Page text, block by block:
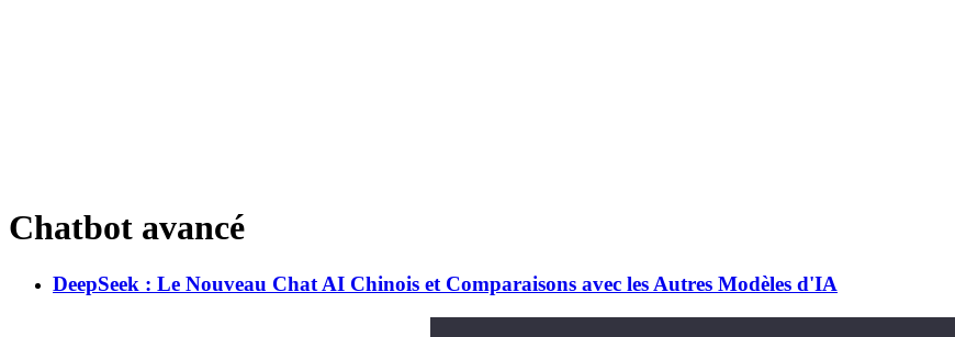
Chatbot avancé
DeepSeek : Le Nouveau Chat AI Chinois et Comparaisons avec les Autres Modèles d'IA